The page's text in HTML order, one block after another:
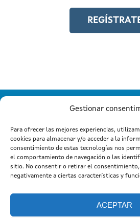
Gestionar
Para ofrecer las mejores experiencias,
cookies para almacenar y/o acceder a la
consentimiento de estas tecnologías nos
el comportamiento de navegación o las
sitio. No consentir o retirar el
negativamente a ciertas características y
ACEPTAR
Información mantida e publicada na
Galicia
Atención a cidadanía|
Aviso legal